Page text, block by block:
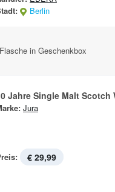
Berlin
in Geschenkbox
Jahre Single Malt Scotch
Jura
€ 29,99